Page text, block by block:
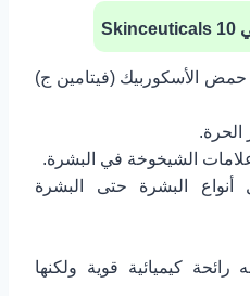
Skinceuticals 10
كمية 10٪ من حمض الأسكوربيك (فيتامين ج)
الحرة.
الشيخوخة في البشرة.
البشرة حتى البشرة
كيميائية قوية ولكنها